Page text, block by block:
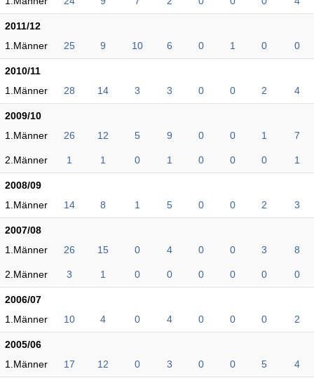
2011/12
1.Männer
25 9 10 6 0 1 0 0
2010/11
1.Männer
28 14 3 3 0 0 2 4
2009/10
1.Männer
26 12 5 9 0 0 1 7
2.Männer 1 1 0 1 0 0 0 1
2008/09
1.Männer
14 8 1 5 0 0 2 3
2007/08
1.Männer
26 15 0 4 0 0 3 8
2.Männer 3 1 0 0 0 0 0 0
2006/07
1.Männer
10 4 0 4 0 0 0 2
2005/06
1.Männer
17 12 0 3 0 0 5 4